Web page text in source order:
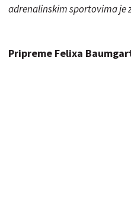
adrenalinskim sportovima je
Pripreme Felixa